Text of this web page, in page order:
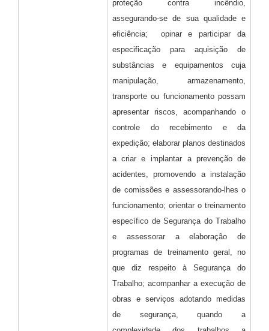
proteção contra incêndio,
assegurando-se de sua qualidade e
eficiência; opinar e participar da
especificação para aquisição de
substâncias e equipamentos cuja
manipulação, armazenamento,
transporte ou funcionamento possam
apresentar riscos, acompanhando o
controle do recebimento e da
expedição; elaborar planos destinados
a criar e implantar a prevenção de
acidentes, promovendo a instalação
de comissões e assessorando-lhes o
funcionamento; orientar o treinamento
específico de Segurança do Trabalho
e assessorar a elaboração de
programas de treinamento geral, no
que diz respeito à Segurança do
Trabalho; acompanhar a execução de
obras e serviços adotando medidas
de segurança, quando a